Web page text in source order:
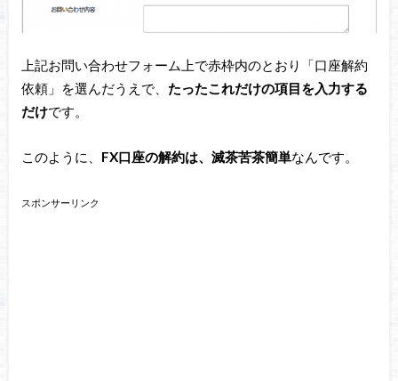
上記お問い合わせフォーム上で赤枠内のとおり「口座解約
依頼」を選んだうえで、 たったこれだけの項目を入力する
だけです。
このように、 FX口座の解約は、滅茶苦茶簡単なんです。
スポンサーリンク